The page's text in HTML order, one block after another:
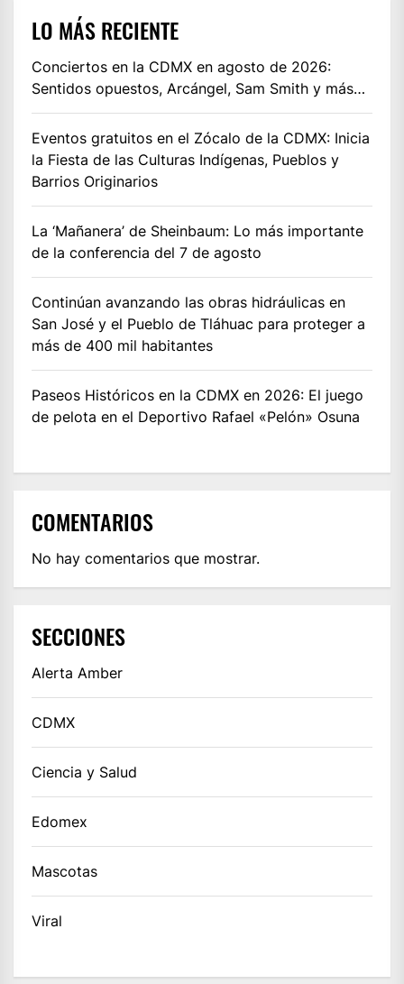
LO MÁS RECIENTE
Conciertos en la CDMX en agosto de 2026:
Sentidos opuestos, Arcángel, Sam Smith y más…
Eventos gratuitos en el Zócalo de la CDMX: Inicia
la Fiesta de las Culturas Indígenas, Pueblos y
Barrios Originarios
La ‘Mañanera’ de Sheinbaum: Lo más importante
de la conferencia del 7 de agosto
Continúan avanzando las obras hidráulicas en
San José y el Pueblo de Tláhuac para proteger a
más de 400 mil habitantes
Paseos Históricos en la CDMX en 2026: El juego
de pelota en el Deportivo Rafael «Pelón» Osuna
COMENTARIOS
No hay comentarios que mostrar.
SECCIONES
Alerta Amber
CDMX
Ciencia y Salud
Edomex
Mascotas
Viral